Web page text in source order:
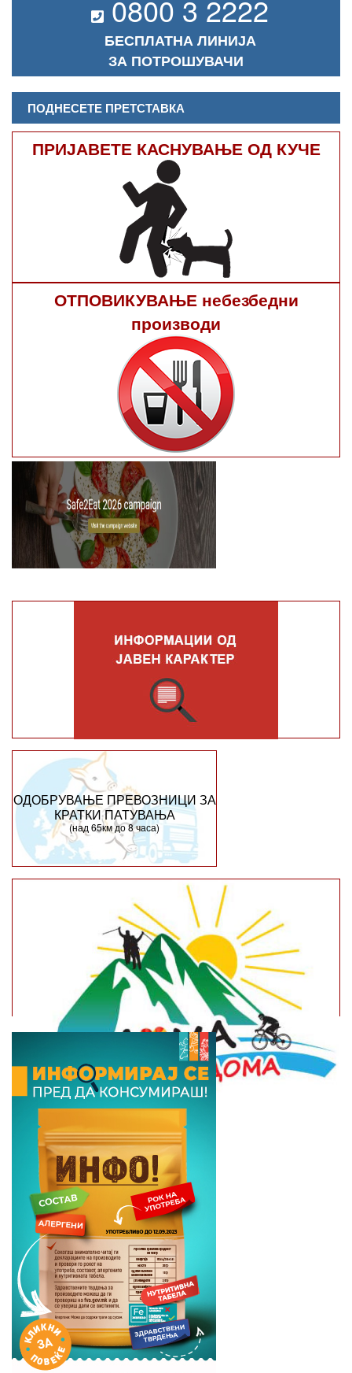
0800 3 2222
БЕСПЛАТНА ЛИНИЈА
ЗА ПОТРОШУВАЧИ
ПОДНЕСЕТЕ ПРЕТСТАВКА
ПРИЈАВЕТЕ КАСНУВАЊЕ ОД КУЧЕ
ОТПОВИКУВАЊЕ небезбедни
производи
ОДОБРУВАЊЕ ПРЕВОЗНИЦИ ЗА
КРАТКИ ПАТУВАЊА
(над 65км до 8 часа)